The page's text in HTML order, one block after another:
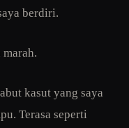
berdiri.
kasut yang saya
Terasa seperti